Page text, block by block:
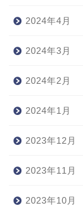
2024年4月
2024年3月
2024年2月
2024年1月
2023年12月
2023年11月
2023年10月